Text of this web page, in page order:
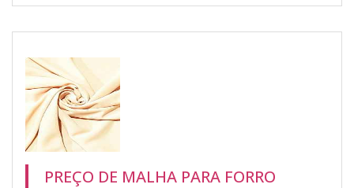
PREÇO DE MALHA PARA FORRO